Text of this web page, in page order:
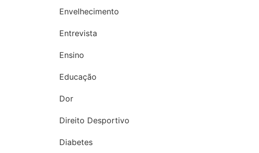
Envelhecimento
Entrevista
Ensino
Educação
Dor
Direito Desportivo
Diabetes